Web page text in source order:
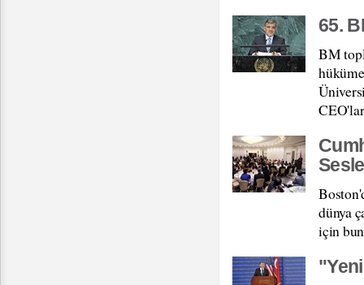
65.
BM
dünya
için